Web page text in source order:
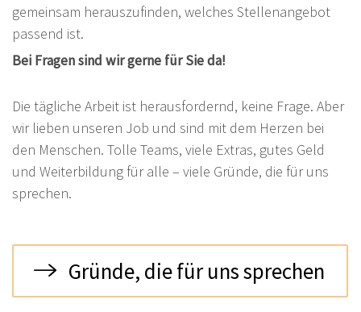
gemeinsam herauszufinden, welches Stellenangebot
passend ist.
Bei Fragen sind wir gerne für Sie da!
Die tägliche Arbeit ist herausfordernd, keine Frage. Aber
wir lieben unseren Job und sind mit dem Herzen bei
den Menschen. Tolle Teams, viele Extras, gutes Geld
und Weiterbildung für alle – viele Gründe, die für uns
sprechen.
Gründe, die für uns sprechen